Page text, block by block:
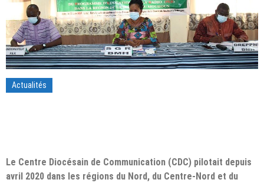
Actualités
Le Centre Diocésain de Communication (CDC) pilotait depuis
avril 2020 dans les régions du Nord, du Centre-Nord et du